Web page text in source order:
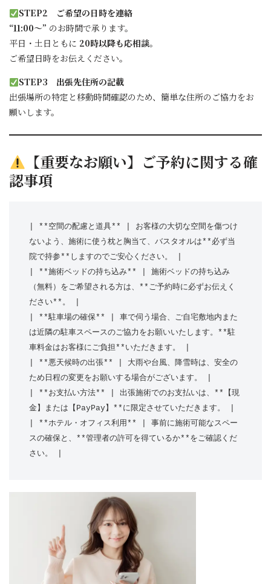
STEP2 ご希望の日時を連絡
“11:00〜” のお時間で承ります。
平日・土日ともに 20時以降も応相談。
ご希望日時をお伝えください。
STEP3 出張先住所の記載
出張場所の特定と移動時間確認のため、簡単な住所のご協力をお
願いします。
【重要なお願い】ご予約に関する確
認事項
| **空間の配慮と道具** | お客様の大切な空間を傷つけ
ないよう、施術に使う枕と胸当て、バスタオルは**必ず当
院で持参**しますのでご安心ください。 |
| **施術ベッドの持ち込み** | 施術ベッドの持ち込み
（無料）をご希望される方は、**ご予約時に必ずお伝えく
ださい**。 |
| **駐車場の確保** | 車で伺う場合、ご自宅敷地内また
は近隣の駐車スペースのご協力をお願いいたします。**駐
車料金はお客様にご負担**いただきます。 |
| **悪天候時の出張** | 大雨や台風、降雪時は、安全の
ため日程の変更をお願いする場合がございます。 |
| **お支払い方法** | 出張施術でのお支払いは、**【現
金】または【PayPay】**に限定させていただきます。 |
| **ホテル・オフィス利用** | 事前に施術可能なスペー
スの確保と、**管理者の許可を得ているか**をご確認くだ